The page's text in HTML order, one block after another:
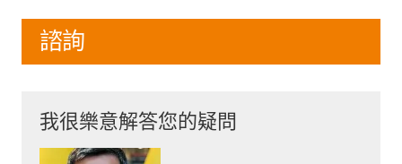
諮詢
我很樂意解答您的疑問